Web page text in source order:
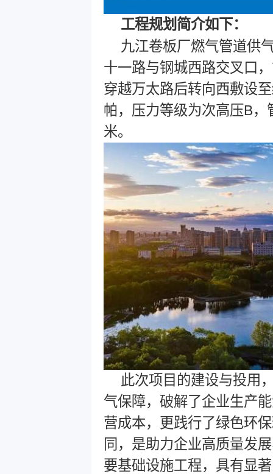
工程规划简介如下：
九江卷板厂燃气管道供
十一路与钢城西路交叉口
穿越万太路后转向西敷设
帕，压力等级为次高压B
米。
此次项目的建设与投用
气保障，破解了企业生产
营成本，更践行了绿色环
同，是助力企业高质量发
要基础设施工程，具有显